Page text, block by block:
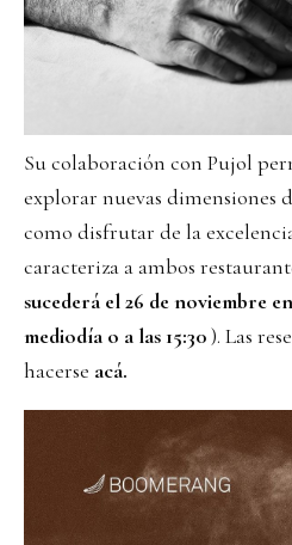
Su colaboración con Pujol
explorar nuevas dimensiones
como disfrutar de la
caracteriza a ambos
sucederá el 26 de noviembre
mediodía o a las 15:30). Las
hacerse acá.